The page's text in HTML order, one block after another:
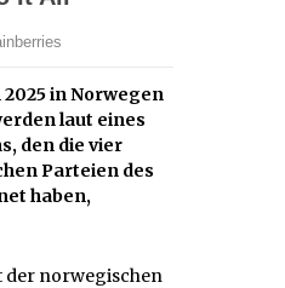
2025 in Norwegen
laut eines
den die vier
Parteien des
haben,
der norwegischen